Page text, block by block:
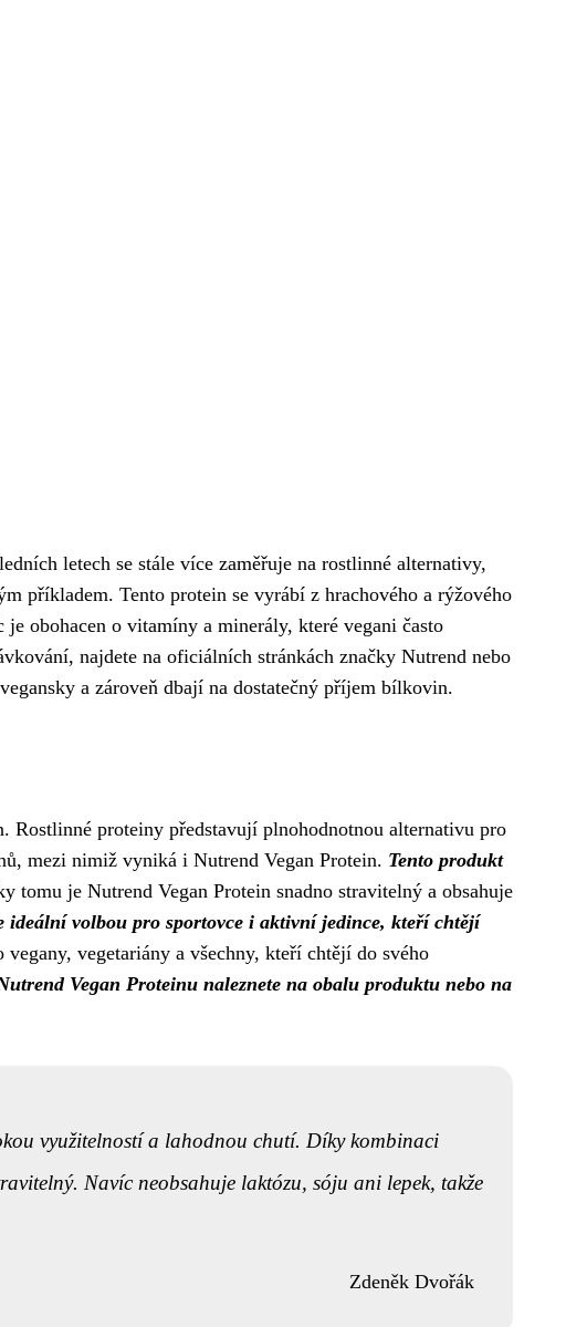
letech se stále více zaměřuje na rostlinné alternativy,
příkladem. Tento protein se vyrábí z hrachového a rýžového
obohacen o vitamíny a minerály, které vegani často
najdete na oficiálních stránkách značky Nutrend nebo
a zároveň dbají na dostatečný příjem bílkovin.
proteiny představují plnohodnotnou alternativu pro
mezi nimiž vyniká i Nutrend Vegan Protein. Tento produkt
tomu je Nutrend Vegan Protein snadno stravitelný a obsahuje
ideální volbou pro sportovce i aktivní jedince, kteří chtějí
vegetariány a všechny, kteří chtějí do svého
Vegan Proteinu naleznete na obalu produktu nebo na
využitelností a lahodnou chutí. Díky kombinaci
Navíc neobsahuje laktózu, sóju ani lepek, takže
Zdeněk Dvořák